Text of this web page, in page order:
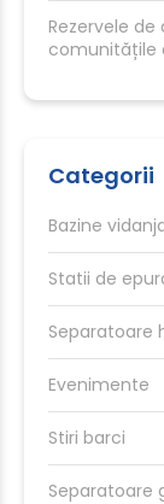
Rezervele
comunitățile
Categorii
Bazine
Statii de
Separatoare
Evenimente
Stiri barci
Separatoare